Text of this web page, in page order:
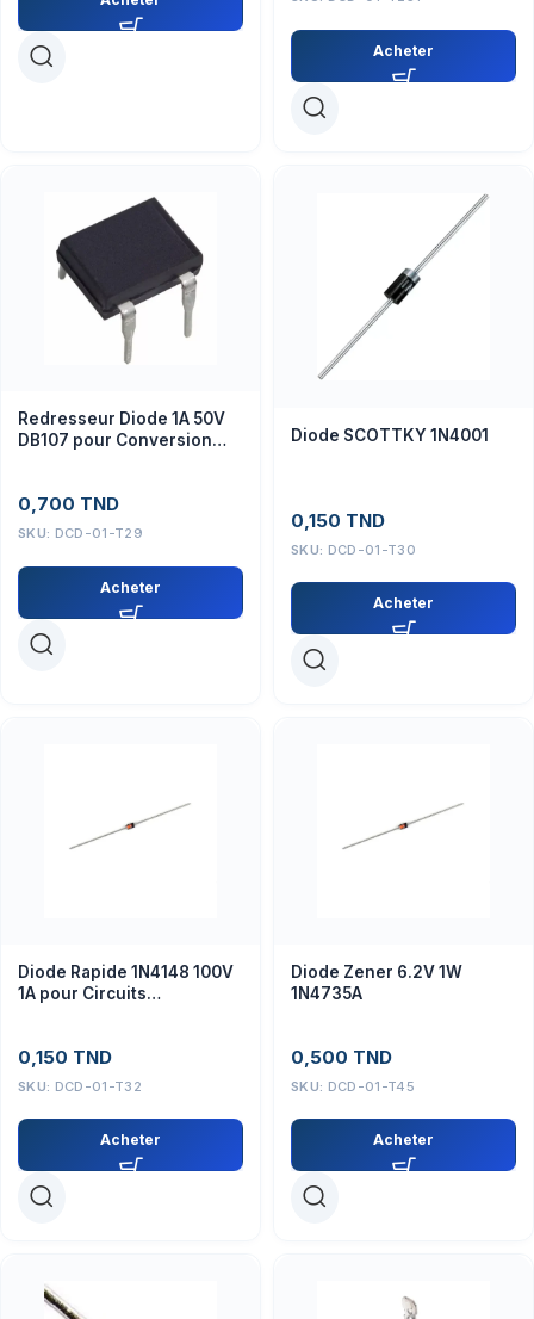
Acheter
Redresseur Diode 1A 50V
DB107 pour Conversion
0,700 TND
SKU: DCD-01-T29
Acheter
Diode SCOTTKY 1N4001
0,150 TND
SKU: DCD-01-T30
Acheter
Diode Rapide 1N4148 100V
1A pour Circuits
0,150 TND
SKU: DCD-01-T32
Acheter
Diode Zener 6.2V 1W
1N4735A
0,500 TND
SKU: DCD-01-T45
Acheter